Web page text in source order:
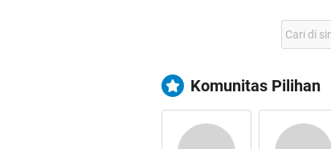
Komunitas Pilihan